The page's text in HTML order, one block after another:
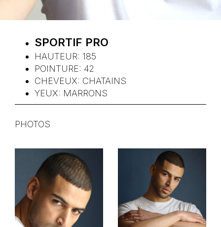
SPORTIF PRO
HAUTEUR: 185
POINTURE: 42
CHEVEUX: CHATAINS
YEUX: MARRONS
PHOTOS